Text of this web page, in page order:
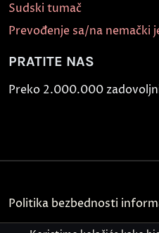
Sudski tumač
Prevođenje sa/na nemački
PRATITE NAS
Preko 2.000.000
Politika bezbednosti